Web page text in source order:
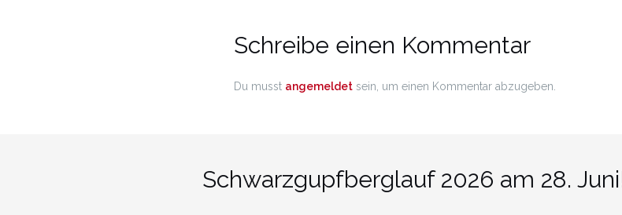
Schreibe einen Kommentar
Du musst angemeldet sein, um einen Kommentar abzugeben.
Schwarzgupfberglauf 2026 am 28.